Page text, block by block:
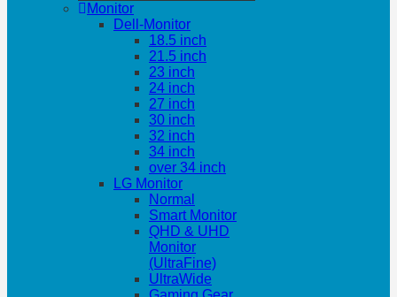
Monitor
Dell-Monitor
18.5 inch
21.5 inch
23 inch
24 inch
27 inch
30 inch
32 inch
34 inch
over 34 inch
LG Monitor
Normal
Smart Monitor
QHD & UHD
Monitor
(UltraFine)
UltraWide